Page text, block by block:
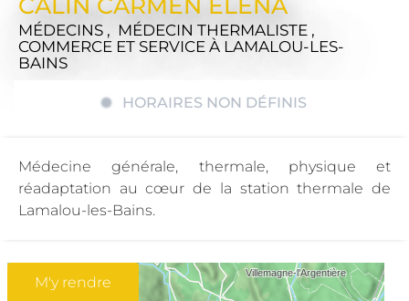
MÉDECINS , MÉDECIN THERMALISTE ,
COMMERCE ET SERVICE À LAMALOU-LES-
BAINS
HORAIRES NON DÉFINIS
Médecine générale, thermale, physique et
réadaptation au cœur de la station thermale de
Lamalou-les-Bains.
M'y rendre